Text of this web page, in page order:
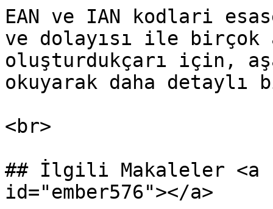
EAN ve IAN kodlari
ve dolayısı ile
oluşturdukçarı için,
okuyarak daha
<br>
## İlgili Makaleler <a
id="ember576"></a>